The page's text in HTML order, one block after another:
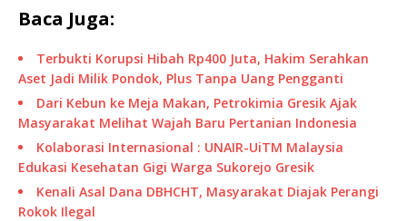
Baca Juga:
Terbukti Korupsi Hibah Rp400 Juta, Hakim Serahkan
Aset Jadi Milik Pondok, Plus Tanpa Uang Pengganti
Dari Kebun ke Meja Makan, Petrokimia Gresik Ajak
Masyarakat Melihat Wajah Baru Pertanian Indonesia
Kolaborasi Internasional : UNAIR-UiTM Malaysia
Edukasi Kesehatan Gigi Warga Sukorejo Gresik
Kenali Asal Dana DBHCHT, Masyarakat Diajak Perangi
Rokok Ilegal